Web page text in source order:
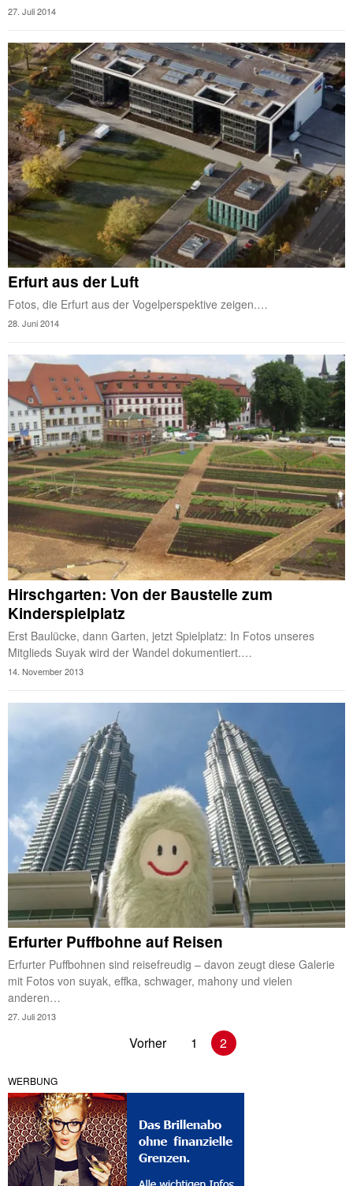
27. Juli 2014
Erfurt aus der Luft
Fotos, die Erfurt aus der Vogelperspektive zeigen.…
28. Juni 2014
Hirschgarten: Von der Baustelle zum
Kinderspielplatz
Erst Baulücke, dann Garten, jetzt Spielplatz: In Fotos unseres
Mitglieds Suyak wird der Wandel dokumentiert.…
14. November 2013
Erfurter Puffbohne auf Reisen
Erfurter Puffbohnen sind reisefreudig – davon zeugt diese Galerie
mit Fotos von suyak, effka, schwager, mahony und vielen
anderen…
27. Juli 2013
Vorher 1 2
WERBUNG